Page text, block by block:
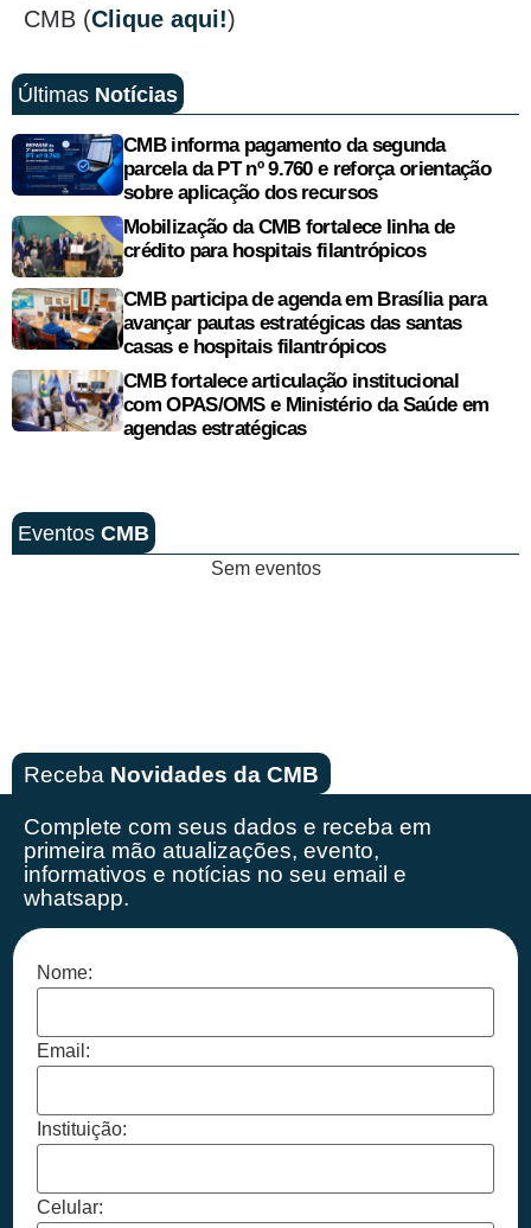
CMB (Clique aqui!)
Últimas Notícias
CMB informa pagamento da segunda
parcela da PT nº 9.760 e reforça orientação
sobre aplicação dos recursos
Mobilização da CMB fortalece linha de
crédito para hospitais filantrópicos
CMB participa de agenda em Brasília para
avançar pautas estratégicas das santas
casas e hospitais filantrópicos
CMB fortalece articulação institucional
com OPAS/OMS e Ministério da Saúde em
agendas estratégicas
Eventos CMB
Sem eventos
Receba Novidades da CMB
Complete com seus dados e receba em
primeira mão atualizações, evento,
informativos e notícias no seu email e
whatsapp.
Nome:
Email:
Instituição:
Celular: